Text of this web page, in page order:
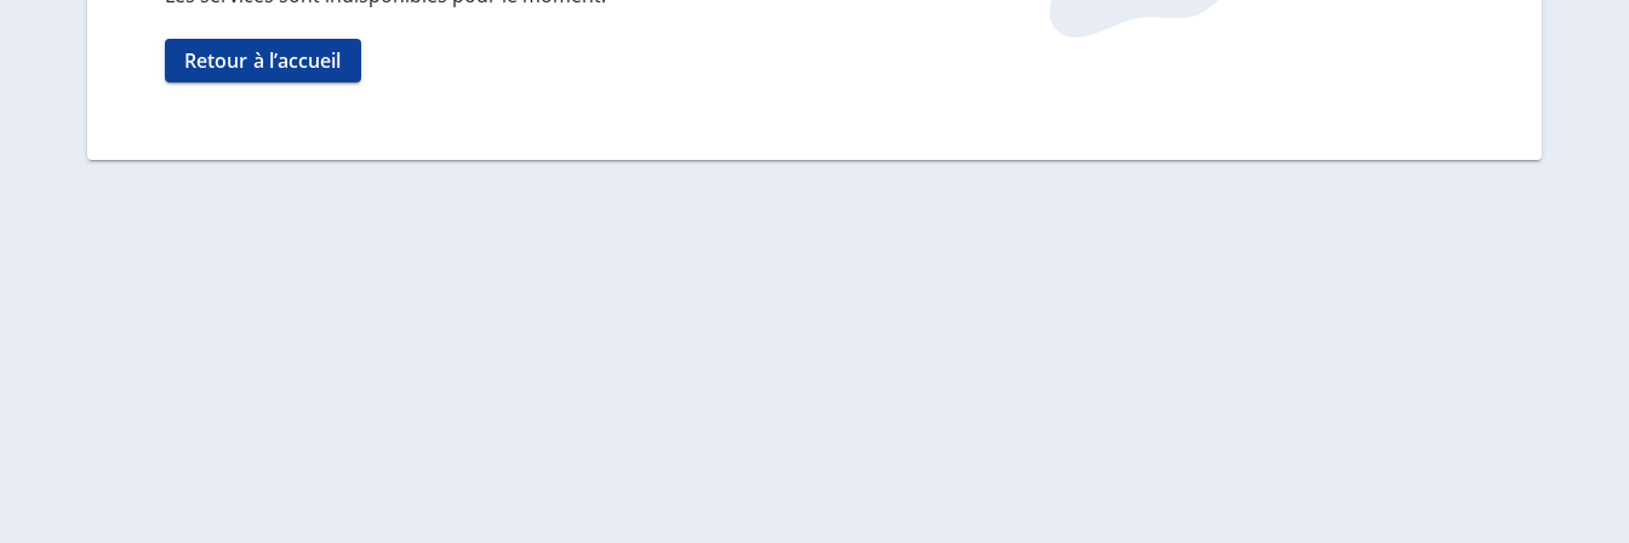
Retour à l’accueil